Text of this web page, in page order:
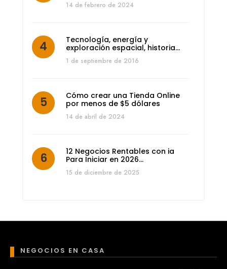
14 de febrero de 2024
Tecnología, energía y
exploración espacial, historia…
1 de septiembre de 2016
Cómo crear una Tienda Online
por menos de $5 dólares
14 de abril de 2024
12 Negocios Rentables con ia
Para Iniciar en 2026…
15 de diciembre de 2025
NEGOCIOS EN CASA